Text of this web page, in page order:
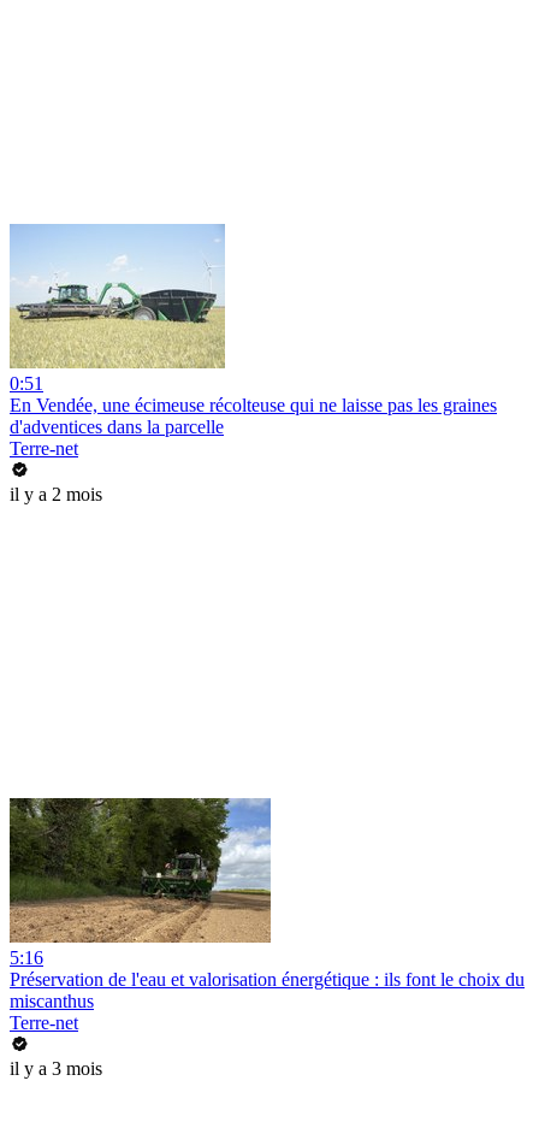
0:51
En Vendée, une écimeuse récolteuse qui ne laisse pas les graines
d'adventices dans la parcelle
Terre-net
il y a 2 mois
5:16
Préservation de l'eau et valorisation énergétique : ils font le choix du
miscanthus
Terre-net
il y a 3 mois